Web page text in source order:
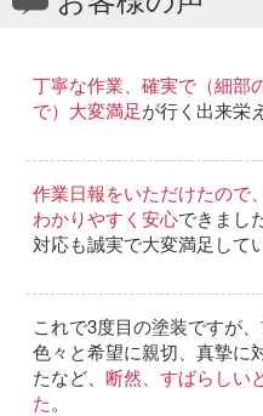
丁寧な作業、確実で（細部
で）大変満足が行く出来栄
作業日報をいただけたので
わかりやすく安心できまし
対応も誠実で大変満足して
これで3度目の塗装ですが
色々と希望に親切、真摯に
たなど、断然、すばらしい
た。